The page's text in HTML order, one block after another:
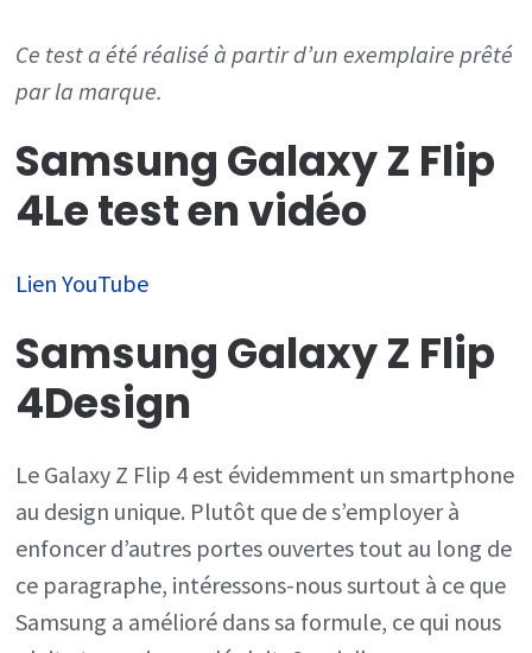
Ce test a été réalisé à partir d’un exemplaire prêté
par la marque.
Samsung Galaxy Z Flip
4Le test en vidéo
Lien YouTube
Samsung Galaxy Z Flip
4Design
Le Galaxy Z Flip 4 est évidemment un smartphone
au design unique. Plutôt que de s’employer à
enfoncer d’autres portes ouvertes tout au long de
ce paragraphe, intéressons-nous surtout à ce que
Samsung a amélioré dans sa formule, ce qui nous